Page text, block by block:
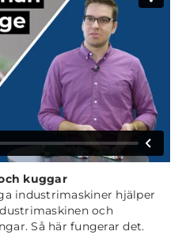
kuggar
industrimaskiner hjälper
och
Så här fungerar det.